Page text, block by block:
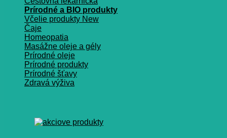
Prírodné a BIO produkty
Včelie produkty
Čaje
Homeopatia
Masážne oleje a gély
Prírodné oleje
Prírodné produkty
Prírodné šťavy
Zdravá výživa